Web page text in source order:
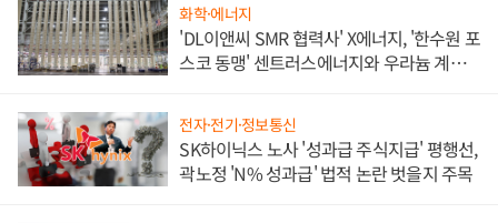
화학·에너지
'DL이앤씨 SMR 협력사' X에너지, '한수원 포
스코 동맹' 센트러스에너지와 우라늄 계약
전자·전기·정보통신
SK하이닉스 노사 '성과급 주식지급' 평행선,
곽노정 'N% 성과급' 법적 논란 벗을지 주목